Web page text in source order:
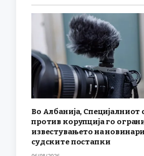
Во Албанија, Специјалниот
против корупција го
известувањето на
судските постапки